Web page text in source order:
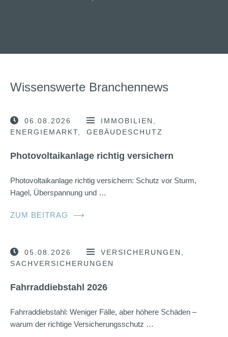
Wissenswerte Branchennews
06.08.2026
IMMOBILIEN
ENERGIEMARKT
GEBÄUDESCHUTZ
Photovoltaikanlage richtig versichern
Photovoltaikanlage richtig versichern: Schutz vor Sturm,
Hagel, Überspannung und …
ZUM BEITRAG ⟶
05.08.2026
VERSICHERUNGEN
SACHVERSICHERUNGEN
Fahrraddiebstahl 2026
Fahrraddiebstahl: Weniger Fälle, aber höhere Schäden –
warum der richtige Versicherungsschutz …